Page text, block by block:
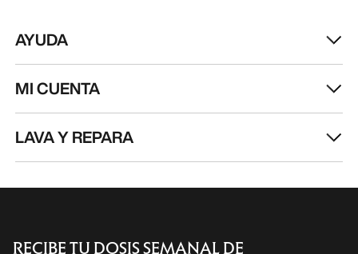
AYUDA
MI CUENTA
LAVA Y REPARA
RECIBE TU DOSIS SEMANAL DE